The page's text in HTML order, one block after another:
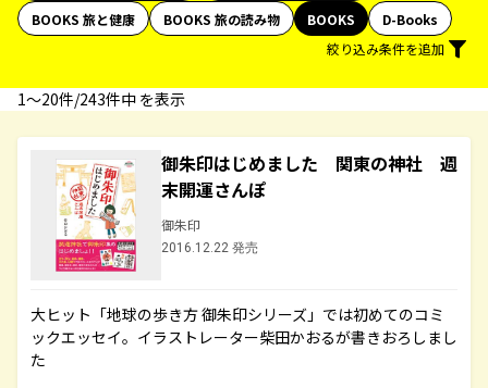
BOOKS 旅と健康
BOOKS 旅の読み物 BOOKS
D-Books
絞り込み条件を追加
1〜20件/243件中 を表示
御朱印はじめました 関東の神社 週
末開運さんぽ
御朱印
2016.12.22 発売
大ヒット「地球の歩き方 御朱印シリーズ」では初めてのコミ
ックエッセイ。イラストレーター柴田かおるが書きおろしまし
た